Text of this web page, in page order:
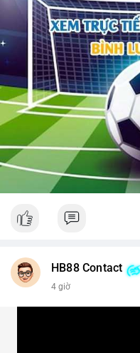
HB88 Contact
4 giờ